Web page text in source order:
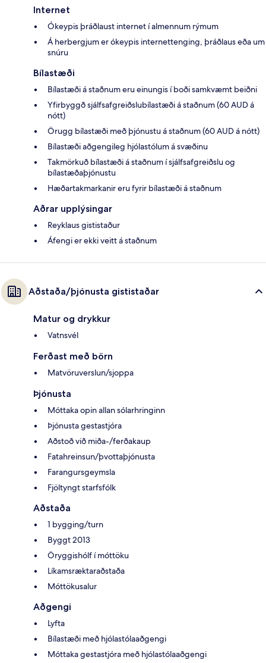
Internet
Ókeypis þráðlaust internet í almennum rýmum
Á herbergjum er ókeypis internettenging, þráðlaus eða um
snúru
Bílastæði
Bílastæði á staðnum eru einungis í boði samkvæmt beiðni
Yfirbyggð sjálfsafgreiðslubílastæði á staðnum (60 AUD á
nótt)
Örugg bílastæði með þjónustu á staðnum (60 AUD á nótt)
Bílastæði aðgengileg hjólastólum á svæðinu
Takmörkuð bílastæði á staðnum í sjálfsafgreiðslu og
bílastæðaþjónustu
Hæðartakmarkanir eru fyrir bílastæði á staðnum
Aðrar upplýsingar
Reyklaus gististaður
Áfengi er ekki veitt á staðnum
Aðstaða/þjónusta gististaðar
Matur og drykkur
Vatnsvél
Ferðast með börn
Matvöruverslun/sjoppa
Þjónusta
Móttaka opin allan sólarhringinn
Þjónusta gestastjóra
Aðstoð við miða-/ferðakaup
Fatahreinsun/þvottaþjónusta
Farangursgeymsla
Fjöltyngt starfsfólk
Aðstaða
1 bygging/turn
Byggt 2013
Öryggishólf í móttöku
Líkamsræktaraðstaða
Móttökusalur
Aðgengi
Lyfta
Bílastæði með hjólastólaaðgengi
Móttaka gestastjóra með hjólastólaaðgengi